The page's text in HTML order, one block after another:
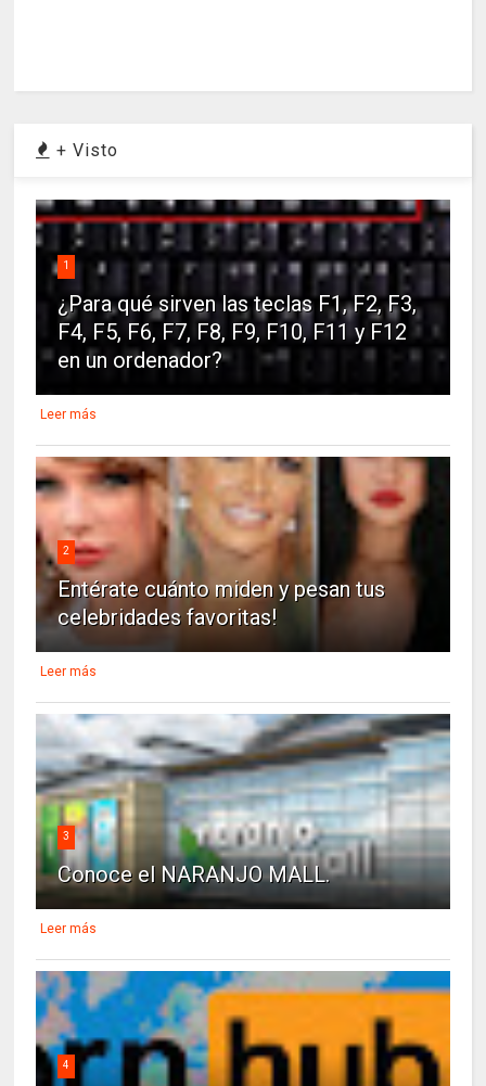
+ Visto
1
¿Para qué sirven las teclas F1, F2, F3,
F4, F5, F6, F7, F8, F9, F10, F11 y F12
en un ordenador?
Leer más
2
Entérate cuánto miden y pesan tus
celebridades favoritas!
Leer más
3
Conoce el NARANJO MALL.
Leer más
4